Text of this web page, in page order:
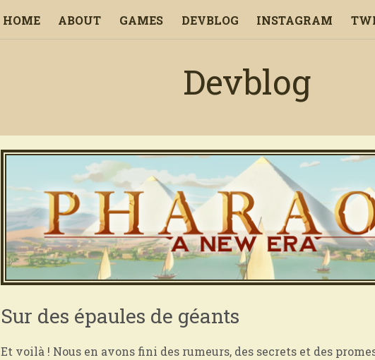
HOME ABOUT GAMES DEVBLOG
ENGLISH
FRANÇAIS
INSTAGRAM
Devblog
Sur des épaules de géants
Et voilà ! Nous en avons fini des rumeurs, des secrets et des